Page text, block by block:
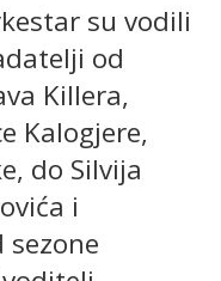
su vodili
od
Killera,
Kalogjere,
do Silvija
i